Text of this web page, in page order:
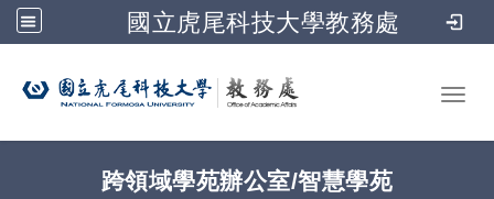
國立虎尾科技大學教務處
跳到主要內容
跨領域學苑辦公室/智慧學苑